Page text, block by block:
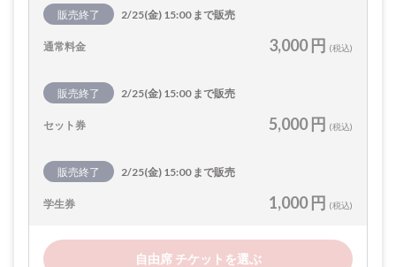
販売終了 2/25(金) 15:00 まで販売
通常料金 3,000 円 (税込)
販売終了 2/25(金) 15:00 まで販売
セット券 5,000 円 (税込)
販売終了 2/25(金) 15:00 まで販売
学生券 1,000 円 (税込)
自由席 チケットを選ぶ